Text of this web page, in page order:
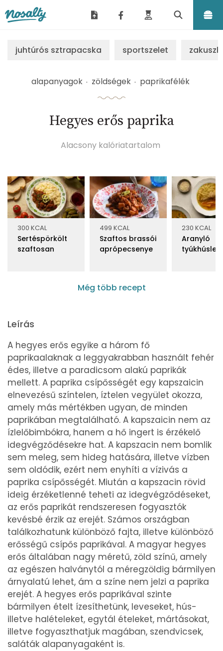
juhtúrós sztrapacska sportszelet
alapanyagok zöldségek paprikafélék
Hegyes erős paprika
Alacsony kalóriatartalom
300 KCAL
Sertéspörkölt
szaftosan
499 KCAL
Szaftos brassói
aprópecsenye
230 KCAL
Aranyló
Még több recept
Leírás
A hegyes erős egyike a három fő
paprikaalaknak a leggyakrabban használt fehér
édes, illetve a paradicsom alakú paprikák
mellett. A paprika csípősségét egy kapszaicin
elnevezésű színtelen, íztelen vegyület okozza,
amely más mértékben ugyan, de minden
paprikában megtalálható. A kapszaicin nem az
ízlelőbimbókra, hanem a hő ingert is érzékelő
idegvégződésekre hat. A kapszacin nem bomlik
sem meleg, sem hideg hatására, illetve vízben
sem oldódik, ezért nem enyhíti a vízivás a
paprika csípősségét. Miután a kapszacin rövid
ideig érzéketlenné teheti az idegvégződéseket,
az erős paprikát rendszeresen fogyasztók
kevésbé érzik az erejét. Számos országban
találkozhatunk különböző fajta, illetve különböző
erősségű csípős paprikával. A magyar hegyes
erős általában nagy méretű, zöld színű, amely
az egészen halványtól a méregzöldig bármilyen
árnyalatú lehet, ám a színe nem jelzi a paprika
erejét. A hegyes erős paprikával szinte
bármilyen ételt ízesíthetünk, leveseket, hús-
illetve halételeket, egytál ételeket, mártásokat,
illetve fogyaszthatjuk magában, szendvicsek,
saláták alapanyagaként is.